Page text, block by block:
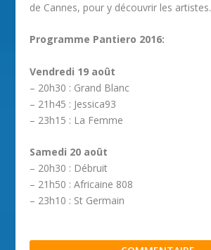
de Cannes, pour y découvrir les artistes.
Programme Pantiero 2016:
Vendredi 19 août
– 20h30 : Grand Blanc
– 21h45 : Jessica93
– 23h15 : La Femme
Samedi 20 août
– 20h30 : Débruit
– 21h50 : Africaine 808
– 23h10 : St Germain